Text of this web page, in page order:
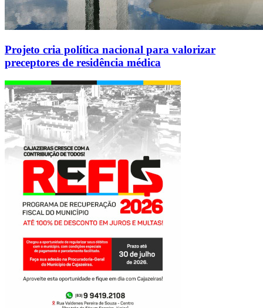
Projeto cria política nacional para valorizar
preceptores de residência médica